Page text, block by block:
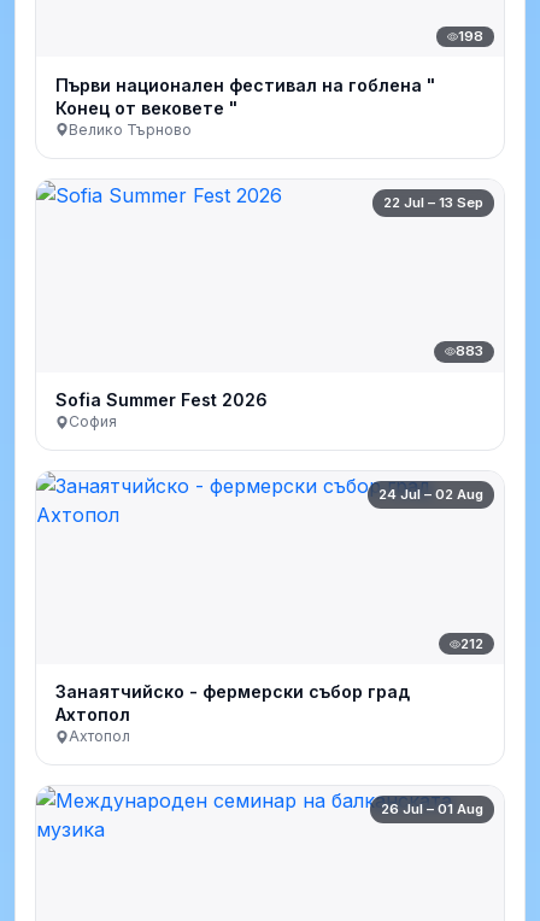
198
Първи национален фестивал на гоблена "
Конец от вековете "
Велико Търново
22 Jul – 13 Sep
883
Sofia Summer Fest 2026
София
24 Jul – 02 Aug
212
Занаятчийско - фермерски събор град
Ахтопол
Ахтопол
26 Jul – 01 Aug